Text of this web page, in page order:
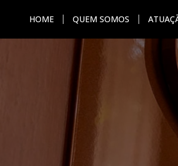
HOME
HOME QUEM SOMOS